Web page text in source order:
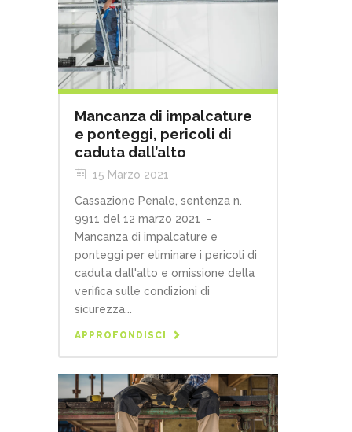
Mancanza di impalcature
e ponteggi, pericoli di
caduta dall’alto
15 Marzo 2021
Cassazione Penale, sentenza n.
9911 del 12 marzo 2021 -
Mancanza di impalcature e
ponteggi per eliminare i pericoli di
caduta dall'alto e omissione della
verifica sulle condizioni di
sicurezza...
APPROFONDISCI